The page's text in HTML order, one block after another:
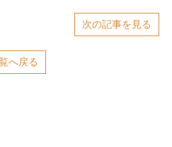
次の記事を見る
へ戻る